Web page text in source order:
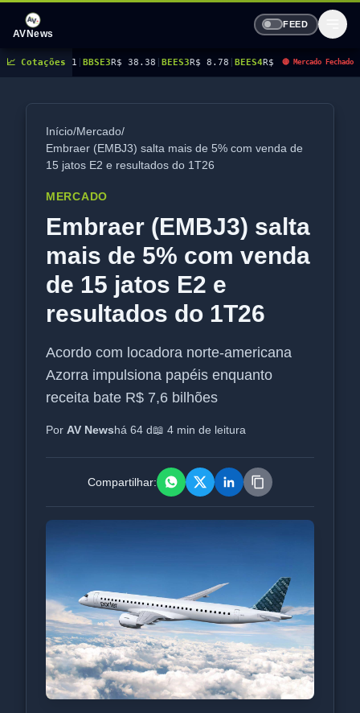
AVNews
FEED
📈 Cotações
BBSE3R$ 38.38 |BEES3R$ 8.78| BEES4R$ 9.16| BMGB4R$ 5.21|BRAP4R$
🔴 Mercado Fechado
Início/Mercado/
Embraer (EMBJ3) salta mais de 5% com venda de
15 jatos E2 e resultados do 1T26
MERCADO
Embraer (EMBJ3) salta
mais de 5% com venda
de 15 jatos E2 e
resultados do 1T26
Acordo com locadora norte-americana
Azorra impulsiona papéis enquanto
receita bate R$ 7,6 bilhões
Por AV Newshá 64 d📖 4 min de leitura
Compartilhar: